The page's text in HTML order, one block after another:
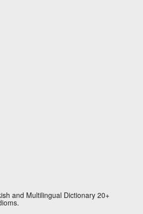
and Multilingual Dictionary 20+